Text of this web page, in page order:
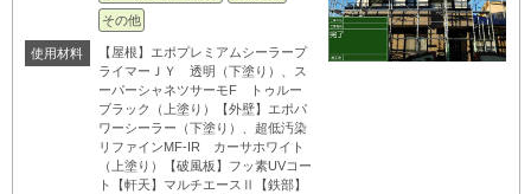
その他
使用材料
【屋根】エポプレミアムシーラープ
ライマーＪＹ 透明（下塗り）、ス
ーパーシャネツサーモF トゥルー
ブラック（上塗り）【外壁】エポパ
ワーシーラー（下塗り）、超低汚染
リファインMF-IR カーサホワイト
（上塗り）【破風板】フッ素UVコー
ト【軒天】マルチエースⅡ【鉄部】